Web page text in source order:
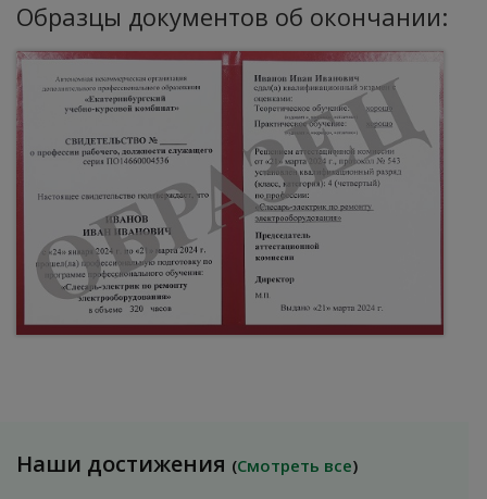
Образцы документов об окончании:
Наши достижения (Смотреть все)